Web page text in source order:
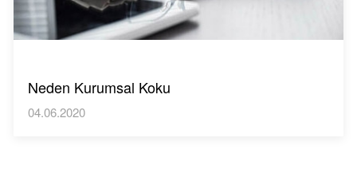
Neden Kurumsal Koku
04.06.2020